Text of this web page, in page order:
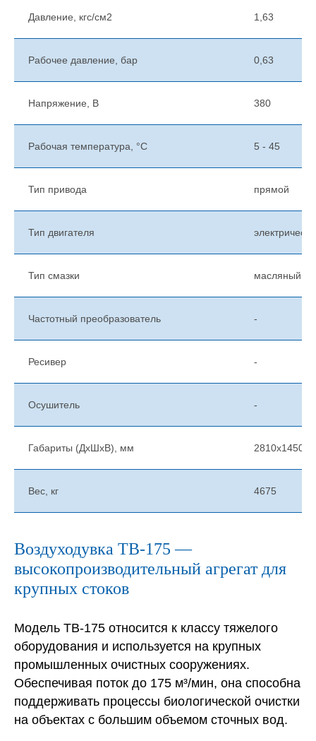
Давление, кгс/см2 1,63
Рабочее давление, бар 0,63
Напряжение, В 380
Рабочая температура, °C 5 - 45
Тип привода прямой
Тип двигателя
Тип смазки масляный
Частотный преобразователь -
Ресивер -
Осушитель -
Габариты (ДхШхВ), мм
Вес, кг 4675
Воздуходувка ТВ-175 —
высокопроизводительный агрегат для
крупных стоков
Модель ТВ-175 относится к классу тяжелого
оборудования и используется на крупных
промышленных очистных сооружениях.
Обеспечивая поток до 175 м³/мин, она способна
поддерживать процессы биологической очистки
на объектах с большим объемом сточных вод.